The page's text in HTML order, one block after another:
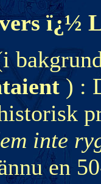
ï¿½
) :
inte
en